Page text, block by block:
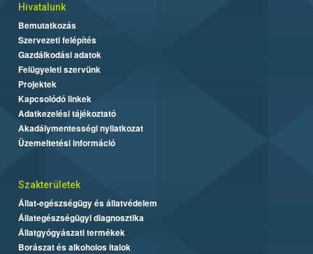
Hivatalunk
Bemutatkozás
Szervezeti felépítés
Gazdálkodási adatok
Felügyeleti szervünk
Projektek
Kapcsolódó linkek
Adatkezelési tájékoztató
Akadálymentességi nyilatkozat
Üzemeltetési információ
Szakterületek
Állat-egészségügy és állatvédelem
Állategészségügyi diagnosztika
Állatgyógyászati termékek
Borászat és alkoholos italok